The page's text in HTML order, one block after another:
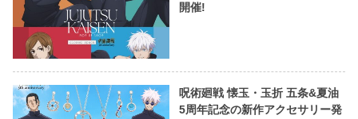
開催!
呪術廻戦 懐玉・玉折 五条&夏油
5周年記念の新作アクセサリー発